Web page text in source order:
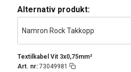
Textilkabel Vit 3x0,75mm²
Art. nr: 73049981
Alternativ produkt:
Namron Rock Takkopp